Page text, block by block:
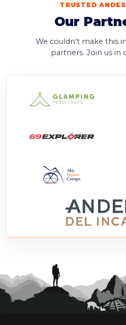
TRUSTED
Our
We couldn't make this
partners. Join us in